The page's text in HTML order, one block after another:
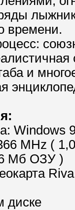
времени.
и
Windows
MHz (
Мб ОЗУ )
диске